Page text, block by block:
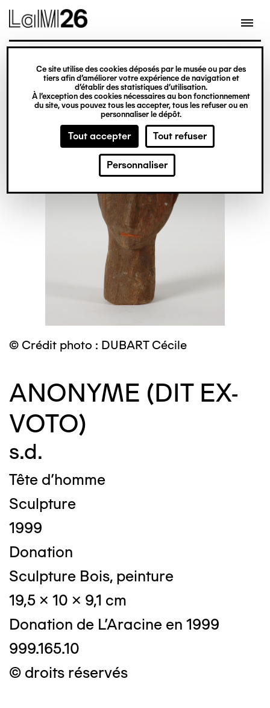
Gestion des cookies
Ce site utilise des cookies déposés par le musée ou par des
tiers afin d’améliorer votre expérience de navigation et
d’établir des statistiques d’utilisation.
À l’exception des cookies nécessaires au bon fonctionnement
du site, vous pouvez tous les accepter, tous les refuser ou en
personnaliser le dépôt.
Tout accepter Tout refuser
Personnaliser
contenu
© Crédit photo : DUBART Cécile
ANONYME (DIT EX-
VOTO)
s.d.
Tête d'homme
Sculpture
1999
Donation
Sculpture Bois, peinture
19,5 x 10 x 9,1 cm
Donation de L'Aracine en 1999
999.165.10
© droits réservés